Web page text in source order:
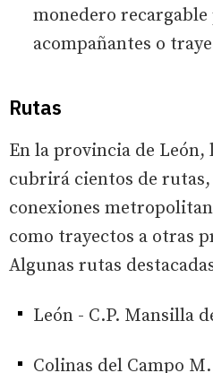
monedero
acompañantes o
Rutas
En la provincia de León,
cubrirá cientos de
conexiones
como trayectos a otras
Algunas rutas
León - C.P. Mansilla
Colinas del Campo